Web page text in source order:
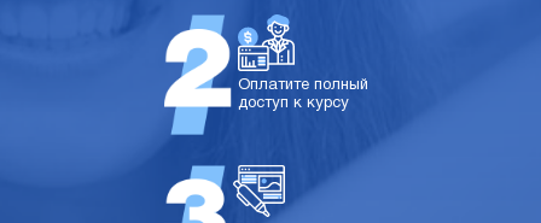
Оплатите полный
доступ к курсу